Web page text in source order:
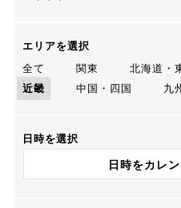
エリアを選択
全て
関東 北海道・
近畿
中国・四国 九
日時を選択
日時をカレ